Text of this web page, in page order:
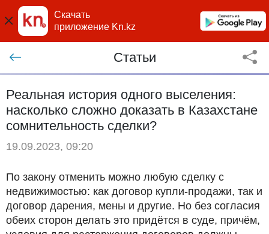
Скачать
приложение Kn.kz
Статьи
Реальная история одного выселения:
насколько сложно доказать в Казахстане
сомнительность сделки?
19.09.2023, 09:20
По закону отменить можно любую сделку с
недвижимостью: как договор купли-продажи, так и
договор дарения, мены и другие. Но без согласия
обеих сторон делать это придётся в суде, причём,